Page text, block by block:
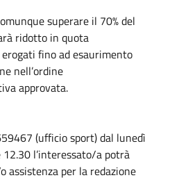
superare il 70% del
ridotto in quota
fino ad esaurimento
nell’ordine
approvata.
(ufficio sport) dal lunedì
l’interessato/a potrà
assistenza per la redazione